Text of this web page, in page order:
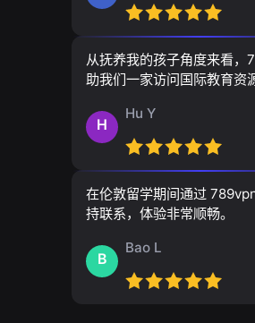
从抚养我的孩子角度来看，
助我们一家访问国际教育资
H
Hu Y
在伦敦留学期间通过
持联系，体验非常顺畅。
B
Bao L